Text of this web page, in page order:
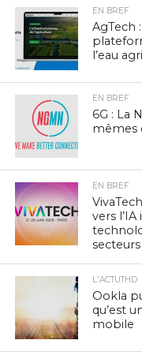
EN BREF
AgTech
l’eau
EN BREF
6G : La
mêmes
EN BREF
vers
secteurs
L'ACTUTHD
Ookla
qu’est
mobile